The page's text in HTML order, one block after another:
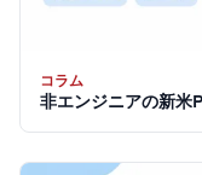
コラム
非エンジニアの新米